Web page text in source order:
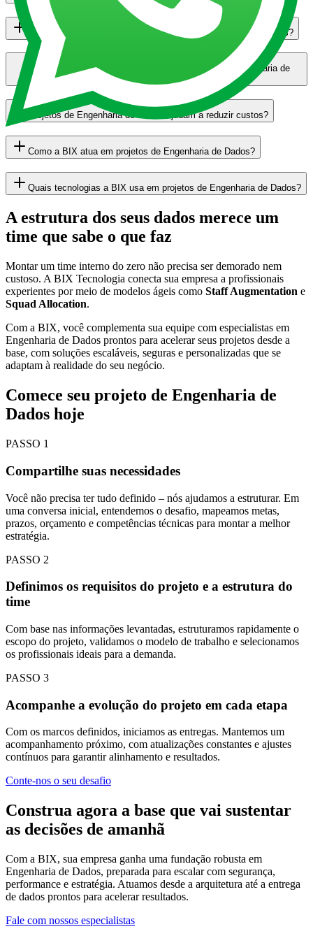
Qual a diferença entre Engenharia de Dados e Ciência de Dados?
Quando minha empresa precisa de projetos de Engenharia de
Projetos de Engenharia de Dados ajudam a reduzir custos?
Como a BIX atua em projetos de Engenharia de Dados?
Quais tecnologias a BIX usa em projetos de Engenharia de Dados?
A estrutura dos seus dados merece um
time que sabe o que faz
Montar um time interno do zero não precisa ser demorado nem
custoso. A BIX Tecnologia conecta sua empresa a profissionais
experientes por meio de modelos ágeis como Staff Augmentation e
Squad Allocation.
Com a BIX, você complementa sua equipe com especialistas em
Engenharia de Dados prontos para acelerar seus projetos desde a
base, com soluções escaláveis, seguras e personalizadas que se
adaptam à realidade do seu negócio.
Comece seu projeto de Engenharia de
Dados hoje
PASSO 1
Compartilhe suas necessidades
Você não precisa ter tudo definido – nós ajudamos a estruturar. Em
uma conversa inicial, entendemos o desafio, mapeamos metas,
prazos, orçamento e competências técnicas para montar a melhor
estratégia.
PASSO 2
Definimos os requisitos do projeto e a estrutura do
time
Com base nas informações levantadas, estruturamos rapidamente o
escopo do projeto, validamos o modelo de trabalho e selecionamos
os profissionais ideais para a demanda.
PASSO 3
Acompanhe a evolução do projeto em cada etapa
Com os marcos definidos, iniciamos as entregas. Mantemos um
acompanhamento próximo, com atualizações constantes e ajustes
contínuos para garantir alinhamento e resultados.
Conte-nos o seu desafio
Construa agora a base que vai sustentar
as decisões de amanhã
Com a BIX, sua empresa ganha uma fundação robusta em
Engenharia de Dados, preparada para escalar com segurança,
performance e estratégia. Atuamos desde a arquitetura até a entrega
de dados prontos para acelerar resultados.
Fale com nossos especialistas